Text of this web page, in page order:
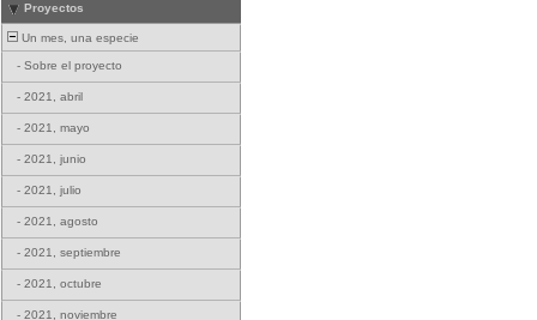
Proyectos
Un mes, una especie
- Sobre el proyecto
- 2021, abril
- 2021, mayo
- 2021, junio
- 2021, julio
- 2021, agosto
- 2021, septiembre
- 2021, octubre
- 2021, noviembre